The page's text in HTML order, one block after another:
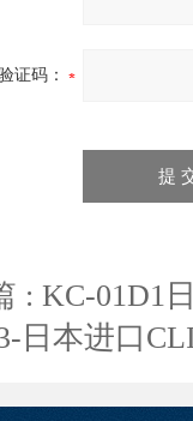
证码：
: KC-01D1
日本进口